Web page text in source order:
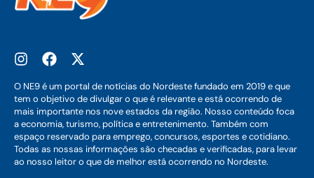
O NE9 é um portal de notícias do Nordeste fundado em 2019 e que
tem o objetivo de divulgar o que é relevante e está ocorrendo de
mais importante nos nove estados da região. Nosso conteúdo foca
a economia, turismo, política e entretenimento. Também com
espaço reservado para emprego, concursos, esportes e cotidiano.
Todas as nossas informações são checadas e verificadas, para levar
ao nosso leitor o que de melhor está ocorrendo no Nordeste.